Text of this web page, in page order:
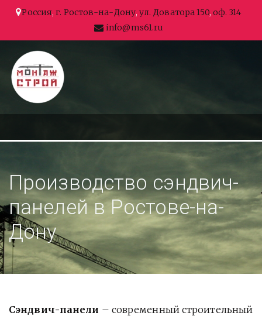
Россия,г. Ростов-на-Дону,ул. Доватора 150, оф. 314
info@ms61.ru
Производство сэндвич-
панелей в Ростове-на-
Дону
Сэндвич-панели – современный строительный